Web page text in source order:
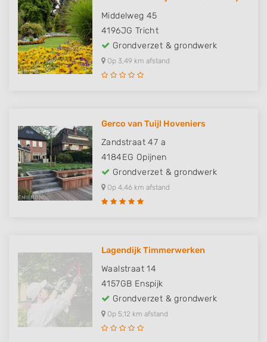
Middelweg 45
4196JG Tricht
Grondverzet & grondwerk
Op 3,49 km afstand
Gerco van Tuijl Hoveniers
Zandstraat 47 a
4184EG Opijnen
Grondverzet & grondwerk
Op 4,46 km afstand
Lagendijk Timmerwerken
Waalstraat 14
4157GB Enspijk
Grondverzet & grondwerk
Op 5,12 km afstand